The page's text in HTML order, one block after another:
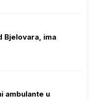
Bjelovara, ima
ambulante u